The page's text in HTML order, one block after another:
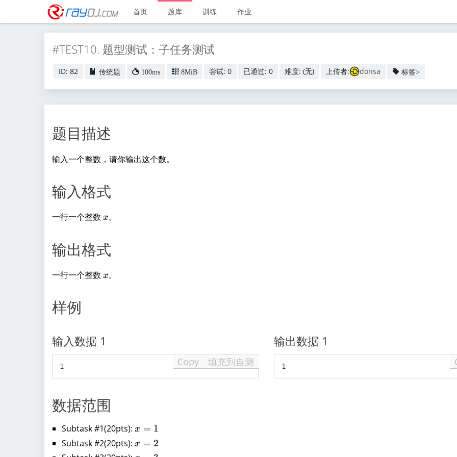
首页 题库 训练 作业
#TEST10. 题型测试：子任务测试
ID: 82 传统题 100ms 8MiB 尝试: 0 已通过: 0 难度: (无) 上传者: donsa 标签>
题目描述
输入一个整数，请你输出这个数。
输入格式
一行一个整数 x
x。
输出格式
一行一个整数 x
x。
样例
输入数据 1
Copy 填充到自测
输出数据 1
数据范围
Subtask #1(20pts):x
=
x = 1
Subtask #2(20pts):x
=
x = 2